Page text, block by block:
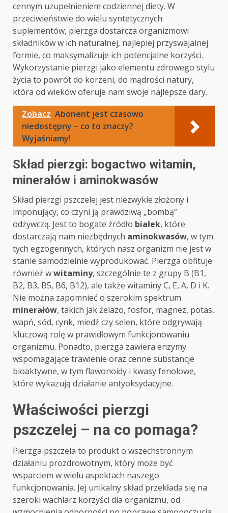
cennym uzupełnieniem codziennej diety. W
przeciwieństwie do wielu syntetycznych
suplementów, pierzga dostarcza organizmowi
składników w ich naturalnej, najlepiej przyswajalnej
formie, co maksymalizuje ich potencjalne korzyści.
Wykorzystanie pierzgi jako elementu zdrowego stylu
życia to powrót do korzeni, do mądrości natury,
która od wieków oferuje nam swoje najlepsze dary.
Zobacz Abonent jest czasowo
niedostępny – co to znaczy?
Wyjaśniamy!
Skład pierzgi: bogactwo witamin,
minerałów i aminokwasów
Skład pierzgi pszczelej jest niezwykle złożony i
imponujący, co czyni ją prawdziwą „bombą”
odżywczą. Jest to bogate źródło białek, które
dostarczają nam niezbędnych aminokwasów, w tym
tych egzogennych, których nasz organizm nie jest w
stanie samodzielnie wyprodukować. Pierzga obfituje
również wwitaminy, szczególnie te z grupy B (B1,
B2, B3, B5, B6, B12), ale także witaminy C, E, A, D i K.
Nie można zapomnieć o szerokim spektrum
minerałów, takich jak żelazo, fosfor, magnez, potas,
wapń, sód, cynk, miedź czy selen, które odgrywają
kluczową rolę w prawidłowym funkcjonowaniu
organizmu. Ponadto, pierzga zawiera enzymy
wspomagające trawienie oraz cenne substancje
bioaktywne, w tym flawonoidy i kwasy fenolowe,
które wykazują działanie antyoksydacyjne.
Właściwości pierzgi
pszczelej – na co pomaga?
Pierzga pszczela to produkt o wszechstronnym
działaniu prozdrowotnym, który może być
wsparciem w wielu aspektach naszego
funkcjonowania. Jej unikalny skład przekłada się na
szeroki wachlarz korzyści dla organizmu, od